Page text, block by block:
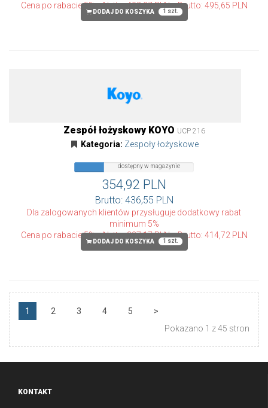
Cena po rabacie 5%
Netto: 402,97 PLN Brutto: 495,65 PLN
DODAJ DO KOSZYKA 1 szt.
Zespół łożyskowy KOYO UCP 216
Kategoria: Zespoły łożyskowe
w
magazynie
dostępny w magazynie
354,92 PLN
Brutto: 436,55 PLN
Dla zalogowanych klientów przysługuje dodatkowy rabat
minimum 5%
Cena po rabacie 5%
Netto: 337,17 PLN Brutto: 414,72 PLN
DODAJ DO KOSZYKA 1 szt.
1 2 3 4 5
>
Pokazano 1 z 45 stron
KONTAKT